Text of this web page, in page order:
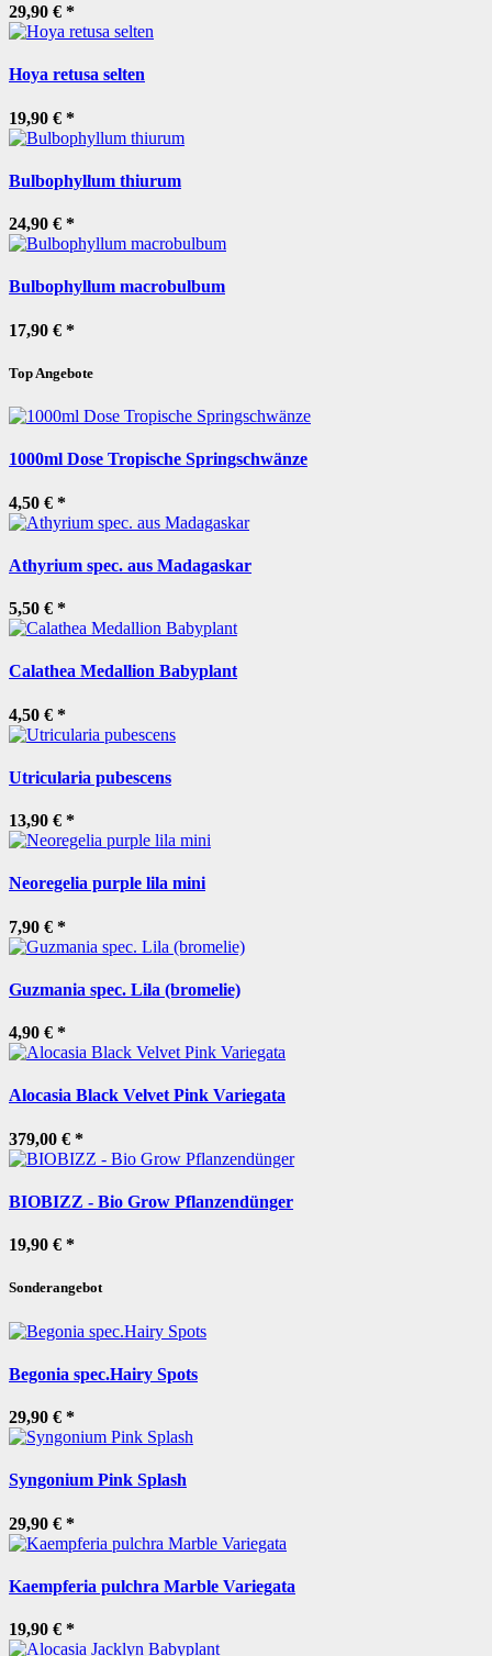
29,90 € *
Hoya retusa selten
19,90 € *
Bulbophyllum thiurum
24,90 € *
Bulbophyllum macrobulbum
17,90 € *
Top Angebote
1000ml Dose Tropische Springschwänze
4,50 € *
Athyrium spec. aus Madagaskar
5,50 € *
Calathea Medallion Babyplant
4,50 € *
Utricularia pubescens
13,90 € *
Neoregelia purple lila mini
7,90 € *
Guzmania spec. Lila (bromelie)
4,90 € *
Alocasia Black Velvet Pink Variegata
379,00 € *
BIOBIZZ - Bio Grow Pflanzendünger
19,90 € *
Sonderangebot
Begonia spec.Hairy Spots
29,90 € *
Syngonium Pink Splash
29,90 € *
Kaempferia pulchra Marble Variegata
19,90 € *